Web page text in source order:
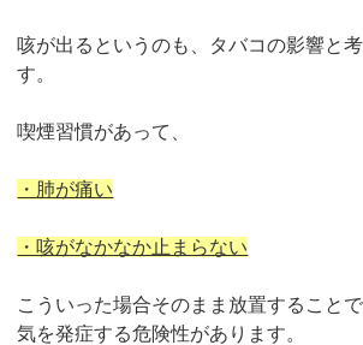
咳が出るというのも、タバコの影響と
す。
喫煙習慣があって、
・肺が痛い
・咳がなかなか止まらない
こういった場合そのまま放置すること
気を発症する危険性があります。